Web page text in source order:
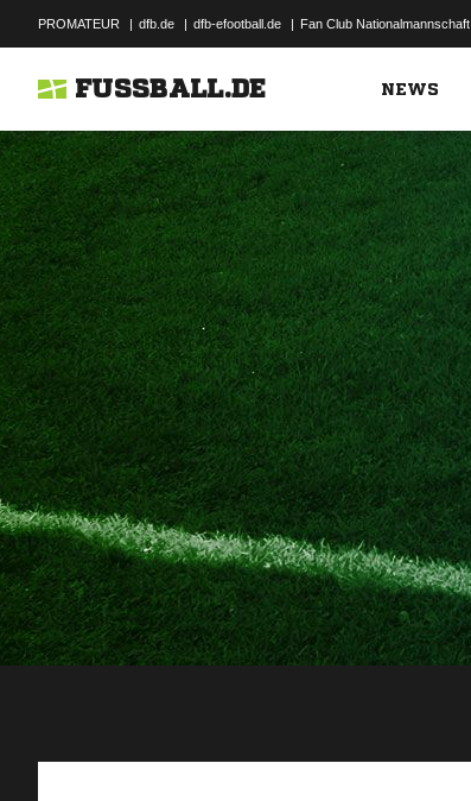
PROMATEUR | dfb.de | dfb-efootball.de | Fan Club Nationalmannschaft
FUSSBALL.DE NEWS